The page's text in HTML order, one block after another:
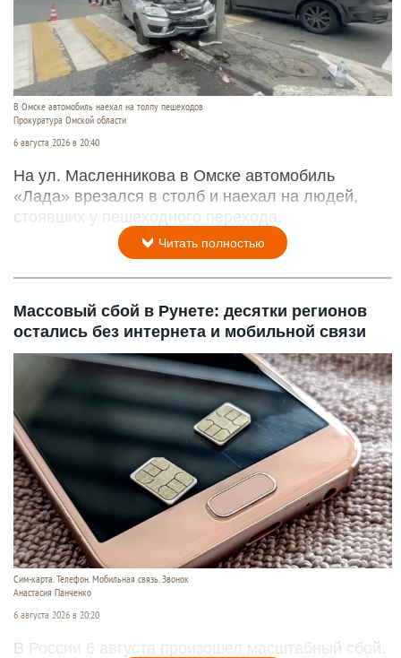
В Омске автомобиль наехал на толпу пешеходов
Прокуратура Омской области
6 августа 2026 в 20:40
На ул. Масленникова в Омске автомобиль
«Лада» врезался в столб и наехал на людей,
стоявших у пешеходного перехода.
Читать полностью
Массовый сбой в Рунете: десятки регионов
остались без интернета и мобильной связи
Сим-карта. Телефон. Мобильная связь. Звонок
Анастасия Панченко
6 августа 2026 в 20:20
В России 6 августа произошел масштабный сбой.